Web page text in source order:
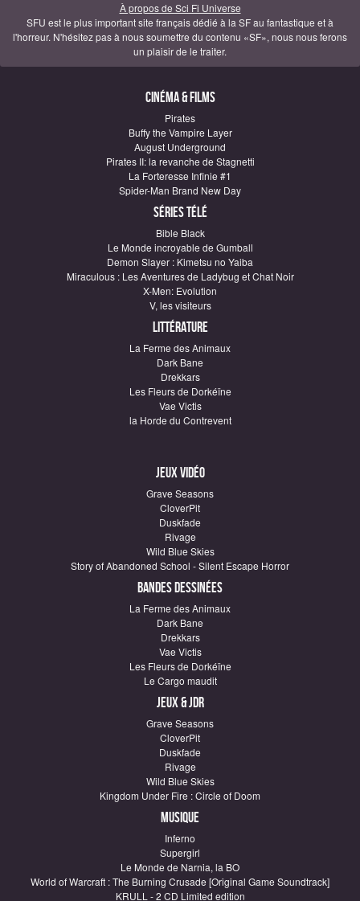
À propos de Sci Fi Universe
SFU est le plus important site français dédié à la SF au fantastique et à
l'horreur. N'hésitez pas à nous soumettre du contenu «SF», nous nous ferons
un plaisir de le traiter.
Cinéma & Films
Pirates
Buffy the Vampire Layer
August Underground
Pirates II: la revanche de Stagnetti
La Forteresse Infinie #1
Spider-Man Brand New Day
Séries télé
Bible Black
Le Monde incroyable de Gumball
Demon Slayer : Kimetsu no Yaiba
Miraculous : Les Aventures de Ladybug et Chat Noir
X-Men: Evolution
V, les visiteurs
Littérature
La Ferme des Animaux
Dark Bane
Drekkars
Les Fleurs de Dorkéïne
Vae Victis
la Horde du Contrevent
Jeux vidéo
Grave Seasons
CloverPit
Duskfade
Rivage
Wild Blue Skies
Story of Abandoned School - Silent Escape Horror
Bandes dessinées
La Ferme des Animaux
Dark Bane
Drekkars
Vae Victis
Les Fleurs de Dorkéïne
Le Cargo maudit
Jeux & JDR
Grave Seasons
CloverPit
Duskfade
Rivage
Wild Blue Skies
Kingdom Under Fire : Circle of Doom
Musique
Inferno
Supergirl
Le Monde de Narnia, la BO
World of Warcraft : The Burning Crusade [Original Game Soundtrack]
KRULL - 2 CD Limited edition